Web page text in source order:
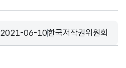
등록일
2021-06-10
수집기관
한국저작권위원회